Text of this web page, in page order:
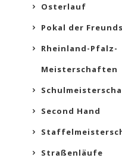
Osterlauf
Pokal der
Rheinland-Pfalz-
Meisterschaften
Second Hand
Straßenläufe